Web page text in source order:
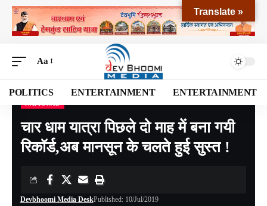
Aa
POLITICS ENTERTAINMENT ENTERTAINMENT
Devbhoomi Media>Blog>NATIONAL>चार धाम यात्रा पिछले दो माह में बना गयी रिकॉर्ड,अब मानसून के चलते हुई सुस्त !
चार धाम यात्रा पिछले दो माह में बना गयी
रिकॉर्ड,अब मानसून के चलते हुई सुस्त !
Devbhoomi Media DeskPublished: 10/Jul/2019
Translate »